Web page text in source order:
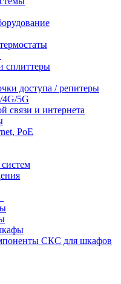
сплиттеры
доступа / репитеры
4G/5G
связи и интернета
PoE
СКС для шкафов